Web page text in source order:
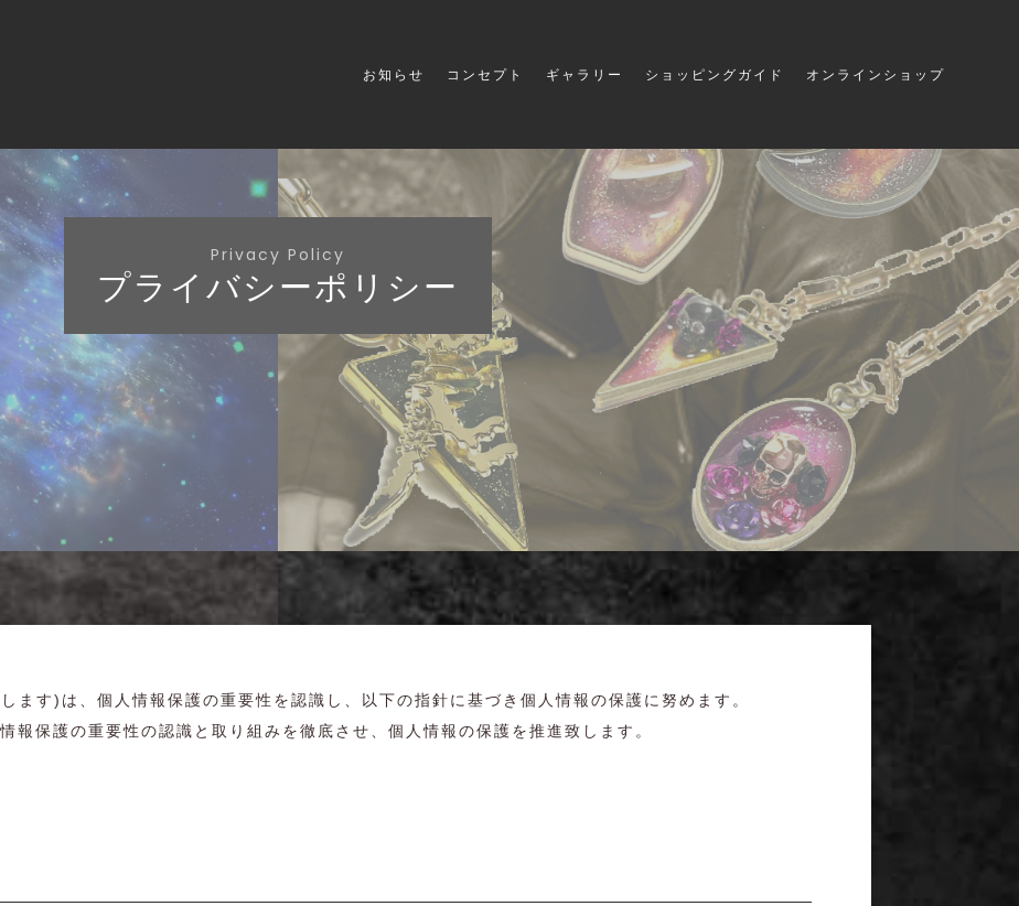
お知らせ コンセプト ギャラリー ショッピングガイド オンラインショップ
Privacy Policy
プライバシーポリシー
す)は、個人情報保護の重要性を認識し、以下の指針に基づき個人情報の保護に努めます。
報保護の重要性の認識と取り組みを徹底させ、個人情報の保護を推進致します。